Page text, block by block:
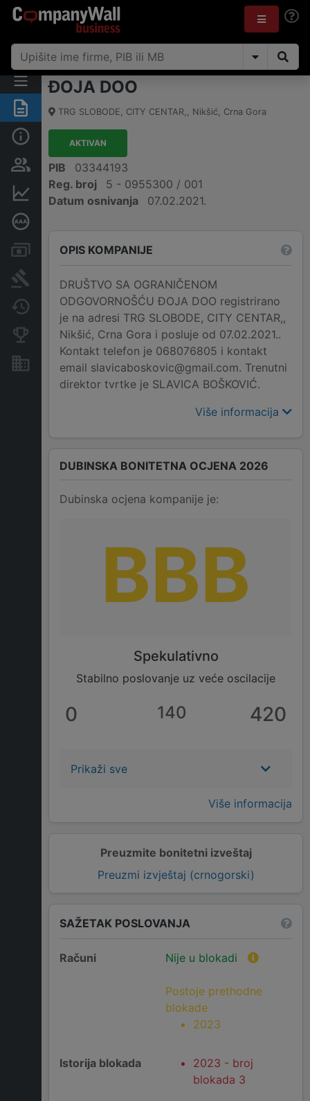
Sažetak
Osobe i vlasništvo
Finansijski podaci
Računi i blokade
Arhiva sudskih objava
Promjene
Konkurentne kompanije
Nekretnine i imovina
ĐOJA DOO
TRG SLOBODE, CITY CENTAR,, Nikšić, Crna Gora
AKTIVAN
PIB
03344193
Reg. broj
5 - 0955300 / 001
Datum osnivanja
07.02.2021.
OPIS KOMPANIJE
DRUŠTVO SA OGRANIČENOM
ODGOVORNOŠĆU ĐOJA DOO registrirano
je na adresi TRG SLOBODE, CITY CENTAR,,
Nikšić, Crna Gora i posluje od 07.02.2021..
Kontakt telefon je 068076805 i kontakt
email slavicaboskovic@gmail.com. Trenutni
direktor tvrtke je SLAVICA BOŠKOVIĆ.
Više informacija
Preuzmite bonitetni izveštaj
Preuzmi izvještaj (crnogorski)
DUBINSKA BONITETNA OCJENA 2026
Dubinska ocjena kompanije je:
BBB
Spekulativno
Stabilno poslovanje uz veće oscilacije
0 140 420
Prikaži sve
Više informacija
SAŽETAK POSLOVANJA
Računi Nije u blokadi
Postoje prethodne
blokade
2023
Istorija blokada
2023 - broj
blokada 3